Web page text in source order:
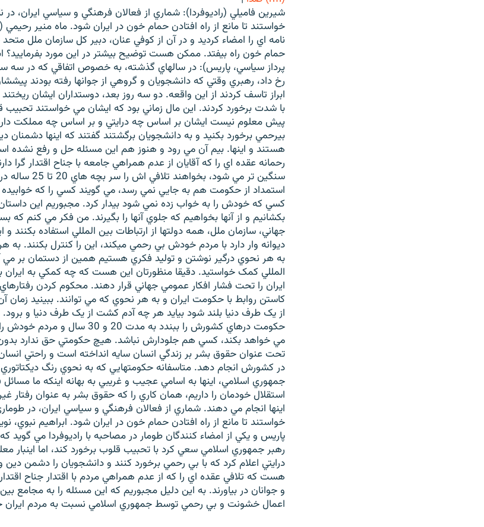
شيرين فاميلي (راديوفردا): شماري از فعالان فرهنگي و سياسي ايران، در
خواستند تا مانع از راه افتادن حمام خون در ايران شود. ماه منير رحيمي
نامه اي را امضاء کرديد و در آن از کوفي عنان، دبير کل سازمان ملل متحد
حمام خون راه بيفتد. ممکن هست توضيح بيشتر در اين مورد بفرماييد؟
رخ داد، رهبري وقتي که دانشجويان و گروهي از جوانها رفته بودند
ابراز تاسف کردند از اين واقعه. دو سه روز بعد، دوستداران ايشان
با شدت برخورد کردند. اين مال زماني بود که ايشان مي خواستند تحبيب
پيش معلوم نيست ايشان بر اساس چه درايتي و بر اساس چه مملکت داري
بيرحمي برخورد بکنيد و به دانشجويان برگشتند گفتند که اينها
هستند و اينها. بيم آن مي رود و هنوز هم اين مسئله حل و رفع نشده
رحمانه عقده اي را که آقايان از عدم همراهي جامعه با جناح اقتدار گرا
سنگين تر مي شود،
استمداد از حکومت هم به جايي نمي رسد، مي گويند کسي را که خوابيده
کسي که خودش را به خواب زده نمي شود بيدار کرد. مجبوريم اين داستان
بکشانيم و از آنها بخواهيم که جلوي آنها را بگيرند. من فکر مي کنم که
جهاني، سازمان ملل، همه دولتها از ارتباطات بين المللي استفاده بکنند
ديوانه وار دارد با مردم خودش بي رحمي ميکند، اين را کنترل بکنند. به
به هر نحوي درگير نوشتن و توليد فکري هستيم همين از دستمان بر مي
المللي کمک خواستيد. دقيقا منظورتان اين هست که چه کمکي به ايران
ايران را تحت فشار افکار عمومي جهاني قرار دهند. محکوم کردن رفتارهاي
کاستن روابط با حکومت ايران و به هر نحوي که مي توانند. ببينيد
از يک طرف دنيا بلند شود بيايد هر چه آدم کشت از يک طرف دنيا و
حکومت درهاي کشورش را ببندد به مدت
مي خواهد بکند، کسي هم جلودارش نباشد. هيچ حکومتي حق ندارد بدون
تحت عنوان حقوق بشر بر زندگي انسان سايه انداخته است و راحتي
در کشورش انجام دهد. متاسفانه حکومتهايي که به نحوي رنگ
جمهوري اسلامي، اينها به اسامي عجيب و غريبي به بهانه اينکه ما مسائل
استقلال خودمان را داريم، همان کاري را که حقوق بشر به عنوان رفتار
اينها انجام مي دهند. شماري از فعالان فرهنگي و سياسي ايران، در
خواستند تا مانع از راه افتادن حمام خون در ايران شود. ابراهيم نبوي،
رهبر جمهوري اسلامي سعي کرد با تحبيب قلوب برخورد کند، اما
درايتي اعلام کرد که با بي رحمي برخورد کنند و دانشجويان را دشمن
هست که تلافي عقده اي را که از عدم همراهي مردم با اقتدار جناح
و جوانان در بياورند. به اين دليل مجبوريم که اين مسئله را به مجامع بين
اعمال خشونت و بي رحمي توسط جمهوري اسلامي نسبت به مردم ايران